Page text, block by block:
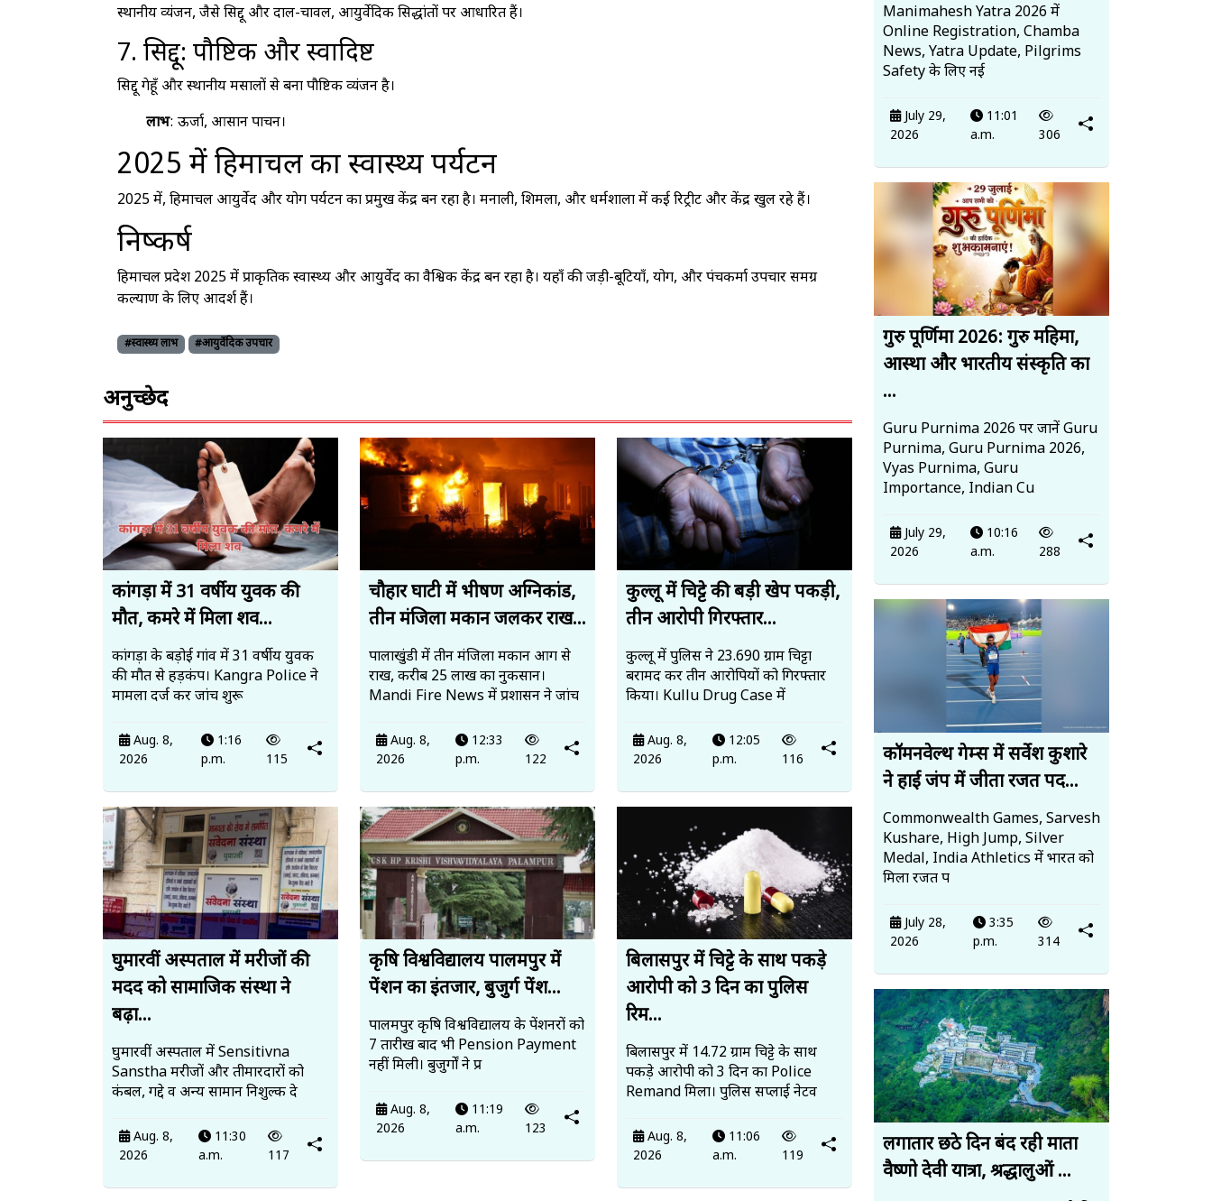
स्थानीय व्यंजन, जैसे सिद्दू और दाल-चावल, आयुर्वेदिक सिद्धांतों पर आधारित हैं।
7. सिद्दू: पौष्टिक और स्वादिष्ट
सिद्दू गेहूँ और स्थानीय मसालों से बना पौष्टिक व्यंजन है।
लाभ: ऊर्जा, आसान पाचन।
2025 में हिमाचल का स्वास्थ्य पर्यटन
2025 में, हिमाचल आयुर्वेद और योग पर्यटन का प्रमुख केंद्र बन रहा है। मनाली, शिमला, और धर्मशाला में कई रिट्रीट और केंद्र खुल रहे हैं।
निष्कर्ष
हिमाचल प्रदेश 2025 में प्राकृतिक स्वास्थ्य और आयुर्वेद का वैश्विक केंद्र बन रहा है। यहाँ की जड़ी-बूटियाँ, योग, और पंचकर्मा उपचार समग्र
कल्याण के लिए आदर्श हैं।
#स्वास्थ्य लाभ #आयुर्वेदिक उपचार
अनुच्छेद
कांगड़ा में 31 वर्षीय युवक की
मौत, कमरे में मिला शव...
कांगड़ा के बड़ोई गांव में 31 वर्षीय युवक
की मौत से हड़कंप। Kangra Police ने
मामला दर्ज कर जांच शुरू
Aug. 8,
2026
1:16
p.m.
115
चौहार घाटी में भीषण अग्निकांड,
तीन मंजिला मकान जलकर राख...
पालाखुंडी में तीन मंजिला मकान आग से
राख, करीब 25 लाख का नुकसान।
Mandi Fire News में प्रशासन ने जांच
Aug. 8,
2026
12:33
p.m.
122
कुल्लू में चिट्टे की बड़ी खेप पकड़ी,
तीन आरोपी गिरफ्तार...
कुल्लू में पुलिस ने 23.690 ग्राम चिट्टा
बरामद कर तीन आरोपियों को गिरफ्तार
किया। Kullu Drug Case में
Aug. 8,
2026
12:05
p.m.
116
घुमारवीं अस्पताल में मरीजों की
मदद को सामाजिक संस्था ने
बढ़ा...
घुमारवीं अस्पताल में Sensitivna
Sanstha मरीजों और तीमारदारों को
कंबल, गद्दे व अन्य सामान निशुल्क दे
Aug. 8,
2026
11:30
a.m.
117
कृषि विश्वविद्यालय पालमपुर में
पेंशन का इंतजार, बुजुर्ग पेंश...
पालमपुर कृषि विश्वविद्यालय के पेंशनरों को
7 तारीख बाद भी Pension Payment
नहीं मिली। बुजुर्गों ने प्र
Aug. 8,
2026
11:19
a.m.
123
बिलासपुर में चिट्टे के साथ पकड़े
आरोपी को 3 दिन का पुलिस
रिम...
बिलासपुर में 14.72 ग्राम चिट्टे के साथ
पकड़े आरोपी को 3 दिन का Police
Remand मिला। पुलिस सप्लाई नेटव
Aug. 8,
2026
11:06
a.m.
119
Manimahesh Yatra 2026 में
Online Registration, Chamba
News, Yatra Update, Pilgrims
Safety के लिए नई
July 29,
2026
11:01
a.m.
306
गुरु पूर्णिमा 2026: गुरु महिमा,
आस्था और भारतीय संस्कृति का
...
Guru Purnima 2026 पर जानें Guru
Purnima, Guru Purnima 2026,
Vyas Purnima, Guru
Importance, Indian Cu
July 29,
2026
10:16
a.m.
288
कॉमनवेल्थ गेम्स में सर्वेश कुशारे
ने हाई जंप में जीता रजत पद...
Commonwealth Games, Sarvesh
Kushare, High Jump, Silver
Medal, India Athletics में भारत को
मिला रजत प
July 28,
2026
3:35
p.m.
314
लगातार छठे दिन बंद रही माता
वैष्णो देवी यात्रा, श्रद्धालुओं ...